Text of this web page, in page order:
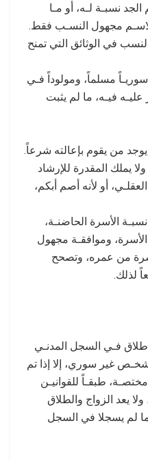
نسبـة لـه، أو مـا
لاسـم مجهول النسـب فقط.
في الوثائق التي تمنح
مسلماً، ومولوداً فـي
فيـه، ما لم يثبت
يملك المقدرة للإرشاد
أو لأنه أصم أبكم،
الأسرة الحاضنـة،
وموافقـة مجهول
من عمره، وتصحح
لذلك.
طلاق فـي السجل المدنـي
غير سوري، إلا إذا تم
طبقـاً للقوانيـن
ولا يعد الزواج والطلاق
لم يسجلا في السجل